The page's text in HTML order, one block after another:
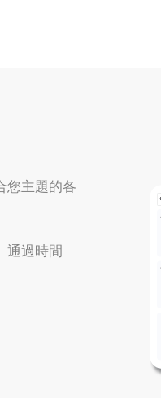
您主題的各
通過時間